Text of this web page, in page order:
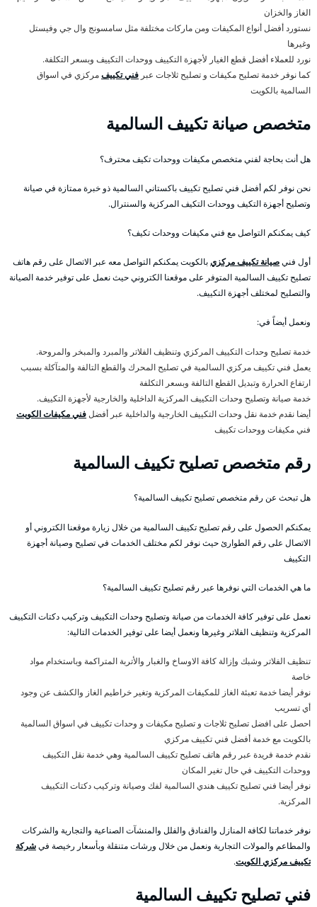
الغاز والخزان
نستورد أفضل أنواع المكيفات ومن ماركات مختلفة مثل سامسونج وال جي وفيستل
وغيرها
نورد للعملاء أفضل قطع الغيار لأجهزة التكييف ووحدات التكييف وبسعر التكلفة.
كما نوفر خدمة تصليح مكيفات و تصليح ثلاجات عبر فني تكييفمركزي في اسواق
السالمية بالكويت
متخصص صيانة تكييف السالمية
هل أنت بحاجة لفني متخصص مكيفات ووحدات تكيف محترف؟
نحن نوفر لكم أفضل فني تصليح تكييف باكستاني السالمية ذو خبرة ممتازة في صيانة
وتصليح أجهزة التكيف ووحدات التكيف المركزية والسنترال.
كيف يمكنكم التواصل مع فني مكيفات ووحدات تكيف؟
أول فنيصيانة تكييف مركزيبالكويت يمكنكم التواصل معه عبر الاتصال على رقم هاتف
تصليح تكييف السالمية المتوفر على موقعنا الكتروني حيث نعمل على توفير خدمة الصيانة
والتصليح لمختلف أجهزة التكييف.
ونعمل أيضاً في:
خدمة تصليح وحدات التكييف المركزي وتنظيف الفلاتر والمبرد والمبخر والمروحة.
يعمل فني تكييف مركزي السالمية في تصليح المحرك والقطع التالفة والمتآكلة بسبب
ارتفاع الحرارة وتبديل القطع التالفة وبسعر التكلفة
خدمة صيانة وتصليح وحدات التكييف المركزية الداخلية والخارجية لأجهزة التكييف.
أيضا نقدم خدمة نقل وحدات التكييف الخارجية والداخلية عبر أفضلفني مكيفات الكويت
فني مكيفات ووحدات تكييف
رقم متخصص تصليح تكييف السالمية
هل تبحث عن رقم متخصص تصليح تكييف السالمية؟
يمكنكم الحصول على رقم تصليح تكييف السالمية من خلال زيارة موقعنا الكتروني أو
الاتصال على رقم الطوارئ حيث نوفر لكم مختلف الخدمات في تصليح وصيانة أجهزة
التكييف
ما هي الخدمات التي نوفرها عبر رقم تصليح تكييف السالمية؟
نعمل على توفير كافة الخدمات من صيانة وتصليح وحدات التكييف وتركيب دكتات التكييف
المركزية وتنظيف الفلاتر وغيرها ونعمل أيضا على توفير الخدمات التالية:
تنظيف الفلاتر وشبك وإزالة كافة الاوساخ والغبار والأتربة المتراكمة وباستخدام مواد
خاصة
نوفر أيضا خدمة تعبئة الغاز للمكيفات المركزية وتغير خراطيم الغاز والكشف عن وجود
أي تسريب
احصل على افضل تصليح ثلاجات و تصليح مكيفات و وحدات تكييف في اسواق السالمية
بالكويت مع خدمة أفضل فني تكييف مركزي
نقدم خدمة فريدة عبر رقم هاتف تصليح تكييف السالمية وهي خدمة نقل التكييف
ووحدات التكييف في حال تغير المكان
نوفر أيضا فني تصليح تكييف هندي السالمية لفك وصيانة وتركيب دكتات التكييف
المركزية.
نوفر خدماتنا لكافة المنازل والفنادق والفلل والمنشآت الصناعية والتجارية والشركات
والمطاعم والمولات التجارية ونعمل من خلال ورشات متنقلة وبأسعار رخيصة فيشركة
تكييف مركزي الكويت.
فني تصليح تكييف السالمية